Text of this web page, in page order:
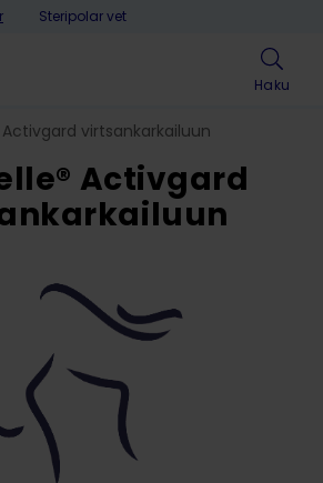
Steripolar vet
Haku
virtsankarkailuun
Activgard